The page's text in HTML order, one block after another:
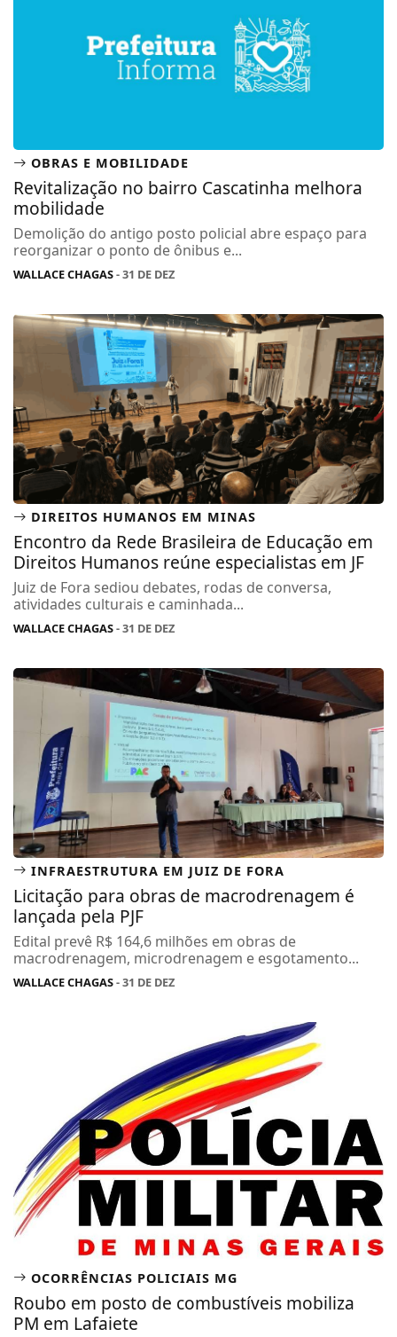
OBRAS E MOBILIDADE
Revitalização no bairro Cascatinha melhora
mobilidade
Demolição do antigo posto policial abre espaço para
reorganizar o ponto de ônibus e...
WALLACE CHAGAS- 31 DE DEZ
DIREITOS HUMANOS EM MINAS
Encontro da Rede Brasileira de Educação em
Direitos Humanos reúne especialistas em JF
Juiz de Fora sediou debates, rodas de conversa,
atividades culturais e caminhada...
WALLACE CHAGAS- 31 DE DEZ
INFRAESTRUTURA EM JUIZ DE FORA
Licitação para obras de macrodrenagem é
lançada pela PJF
Edital prevê R$ 164,6 milhões em obras de
macrodrenagem, microdrenagem e esgotamento...
WALLACE CHAGAS- 31 DE DEZ
OCORRÊNCIAS POLICIAIS MG
Roubo em posto de combustíveis mobiliza
PM em Lafaiete